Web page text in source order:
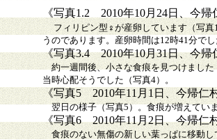
《写真1.2 2010年10月24日、今
フィリピン型♀が産卵しています（写
うのであります。産卵時間は12時41分で
《写真3.4 2010年10月31日、今帰
約一週間後、小さな食痕を見つけました
当時心配そうでした（写真4）。
《写真5 2010年11月1日、今帰仁
翌日の様子（写真5）。食痕が増えてい
《写真6 2010年11月2日、今帰仁
食痕のない無傷の新しい葉っぱに移動し